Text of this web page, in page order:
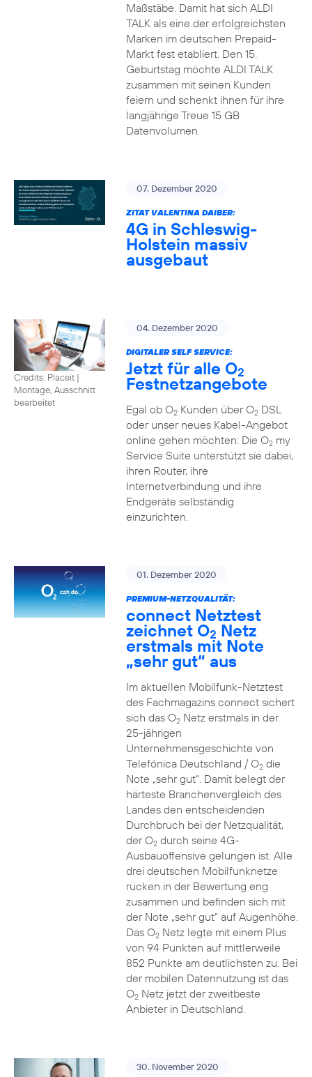
Maßstäbe. Damit hat sich ALDI
TALK als eine der erfolgreichsten
Marken im deutschen Prepaid-
Markt fest etabliert. Den 15.
Geburtstag möchte ALDI TALK
zusammen mit seinen Kunden
feiern und schenkt ihnen für ihre
langjährige Treue 15 GB
Datenvolumen.
07. Dezember 2020
ZITAT VALENTINA DAIBER:
4G in Schleswig-
Holstein massiv
ausgebaut
Credits: Placeit |
Montage, Ausschnitt
bearbeitet
04. Dezember 2020
DIGITALER SELF SERVICE:
Jetzt für alle O2
Festnetzangebote
Egal ob O2Kunden über O2DSL
oder unser neues Kabel-Angebot
online gehen möchten: Die O2my
Service Suite unterstützt sie dabei,
ihren Router, ihre
Internetverbindung und ihre
Endgeräte selbständig
einzurichten.
01. Dezember 2020
PREMIUM-NETZQUALITÄT:
connect Netztest
zeichnet O2 Netz
erstmals mit Note
„sehr gut“ aus
Im aktuellen Mobilfunk-Netztest
des Fachmagazins connect sichert
sich das O2Netz erstmals in der
25-jährigen
Unternehmensgeschichte von
Telefónica Deutschland / O2die
Note „sehr gut“. Damit belegt der
härteste Branchenvergleich des
Landes den entscheidenden
Durchbruch bei der Netzqualität,
der O2durch seine 4G-
Ausbauoffensive gelungen ist. Alle
drei deutschen Mobilfunknetze
rücken in der Bewertung eng
zusammen und befinden sich mit
der Note „sehr gut“ auf Augenhöhe.
Das O2Netz legte mit einem Plus
von 94 Punkten auf mittlerweile
852 Punkte am deutlichsten zu. Bei
der mobilen Datennutzung ist das
O2Netz jetzt der zweitbeste
Anbieter in Deutschland.
30. November 2020